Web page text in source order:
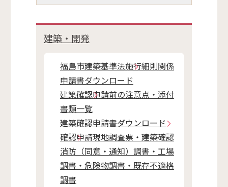
建築・開発
福島市建築基準法施行細則関係
申請書ダウンロード
建築確認申請前の注意点・添付
書類一覧
建築確認申請書ダウンロード
確認申請現地調査票・建築確認
消防（同意・通知）調書・工場
調書・危険物調書・既存不適格
調書